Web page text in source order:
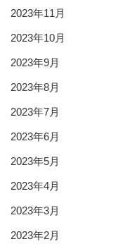
2023年11月
2023年10月
2023年9月
2023年8月
2023年7月
2023年6月
2023年5月
2023年4月
2023年3月
2023年2月